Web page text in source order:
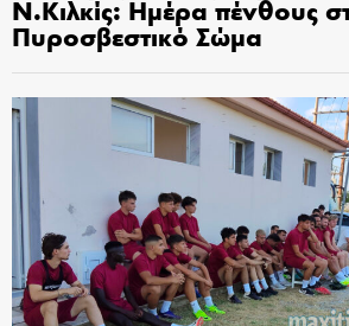
Ν.Κιλκίς: Ημέρα πένθους
Πυροσβεστικό Σώμα